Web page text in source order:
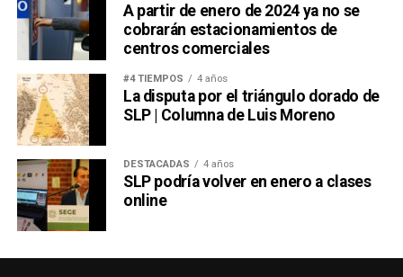
A partir de enero de 2024 ya no se
cobrarán estacionamientos de
centros comerciales
#4 TIEMPOS 4 años
La disputa por el triángulo dorado de
SLP | Columna de Luis Moreno
DESTACADAS 4 años
SLP podría volver en enero a clases
online